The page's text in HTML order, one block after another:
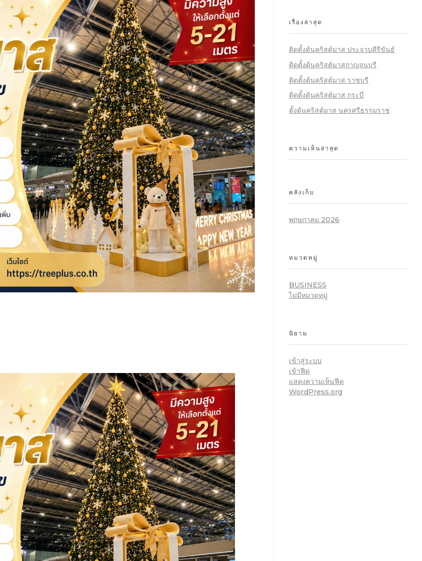
เรื่องล่าสุด
ติดตั้งต้นคริสต์มาส ประจวบคีรีขันธ์
ติดตั้งต้นคริสต์มาสกาญจนบุรี
ติดตั้งต้นคริสต์มาส ราชบุรี
ติดตั้งต้นคริสต์มาส กระบี่
ตั้งต้นคริสต์มาส นครศรีธรรมราช
ความเห็นล่าสุด
คลังเก็บ
พฤษภาคม 2026
หมวดหมู่
BUSINESS
ไม่มีหมวดหมู่
นิยาม
เข้าสู่ระบบ
เข้าฟีด
แสดงความเห็นฟีด
WordPress.org